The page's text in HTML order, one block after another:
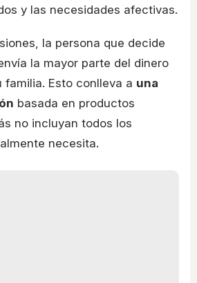
y las necesidades afectivas.
la persona que decide
la mayor parte del dinero
familia. Esto conlleva a una
basada en productos
no incluyan todos los
necesita.